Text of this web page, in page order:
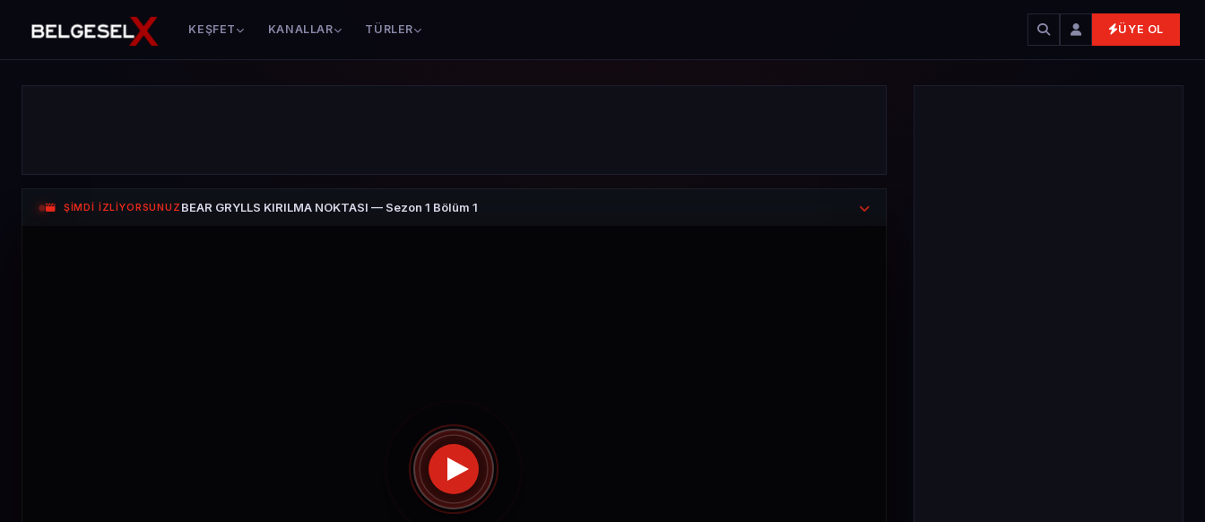
KEŞFET KANALLAR TÜRLER ÜYE OL
ŞİMDİ İZLİYORSUNUZ BEAR GRYLLS KIRILMA NOKTASI — Sezon 1 Bölüm 1